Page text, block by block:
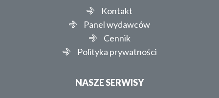
Kontakt
Panel wydawców
Cennik
Polityka prywatności
NASZE SERWISY